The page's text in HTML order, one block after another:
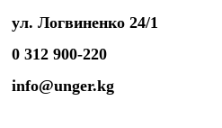
ул. Логвиненко 24/1
0 312 900-220
info@unger.kg